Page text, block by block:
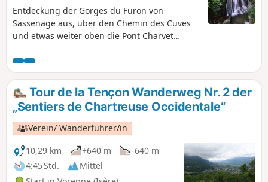
Entdeckung der Gorges du Furon von
Sassenage aus, über den Chemin des Cuves
und etwas weiter oben die Pont Charvet
Regenwetter unternehmen: sehr steile Wege
über 2 Stunden und 800 Höhenmeter. Danach
keine Schwierigkeiten mehr auf der Strecke
über Engins und zurück nach Sassenage.
Tour de la Tençon Wanderweg Nr. 2 der
„Sentiers de Chartreuse Occidentale“
Verein/ Wanderführer/in
10,29 km
+640 m
-640 m
4:45 Std.
Mittel